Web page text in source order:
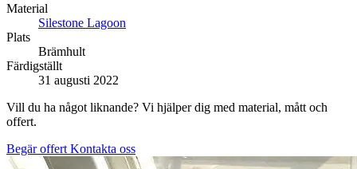
Material
Silestone Lagoon
Plats
Brämhult
Färdigställt
31 augusti 2022
Vill du ha något liknande? Vi hjälper dig med material, mått och
offert.
Begär offert Kontakta oss